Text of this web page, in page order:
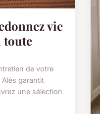
vie
toute
de votre
garantit
une sélection